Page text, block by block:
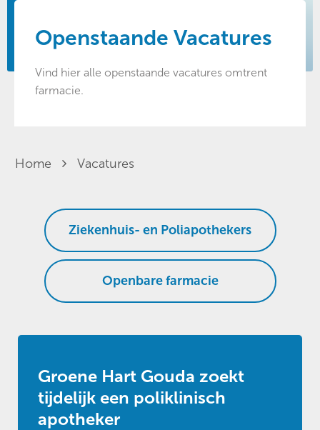
Openstaande Vacatures
Vind hier alle openstaande vacatures omtrent
farmacie.
Home Vacatures
Ziekenhuis- en Poliapothekers
Openbare farmacie
Groene Hart Gouda zoekt
tijdelijk een poliklinisch
apotheker